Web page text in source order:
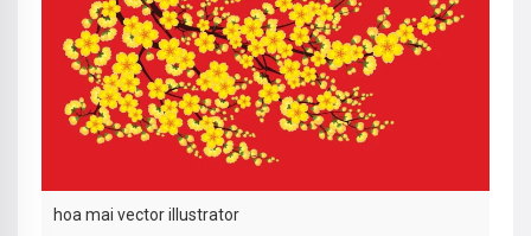
hoa mai vector illustrator